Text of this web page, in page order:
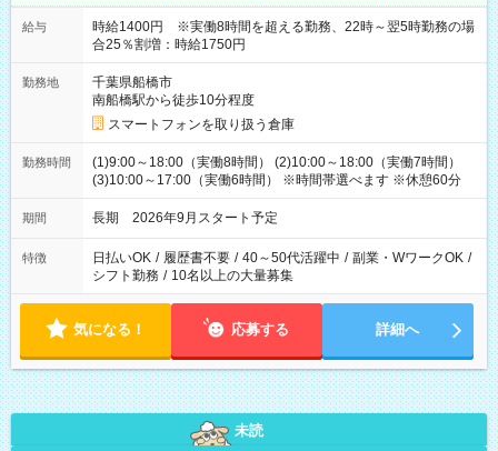
給与
時給1400円 ※実働8時間を超える勤務、22時～翌5時勤務の場
合25％割増：時給1750円
勤務地
千葉県船橋市
南船橋駅から徒歩10分程度
スマートフォンを取り扱う倉庫
勤務時間
(1)9:00～18:00（実働8時間） (2)10:00～18:00（実働7時間）
(3)10:00～17:00（実働6時間） ※時間帯選べます ※休憩60分
期間 長期 2026年9月スタート予定
特徴 日払いOK / 履歴書不要 / 40～50代活躍中 / 副業・WワークOK /
シフト勤務 / 10名以上の大量募集
気になる！ 応募する 詳細へ
未読